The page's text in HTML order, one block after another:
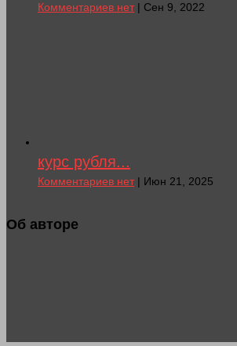
Комментариев нет| Сен 9, 2022
курс рубля...
Комментариев нет| Июн 21, 2025
Об авторе